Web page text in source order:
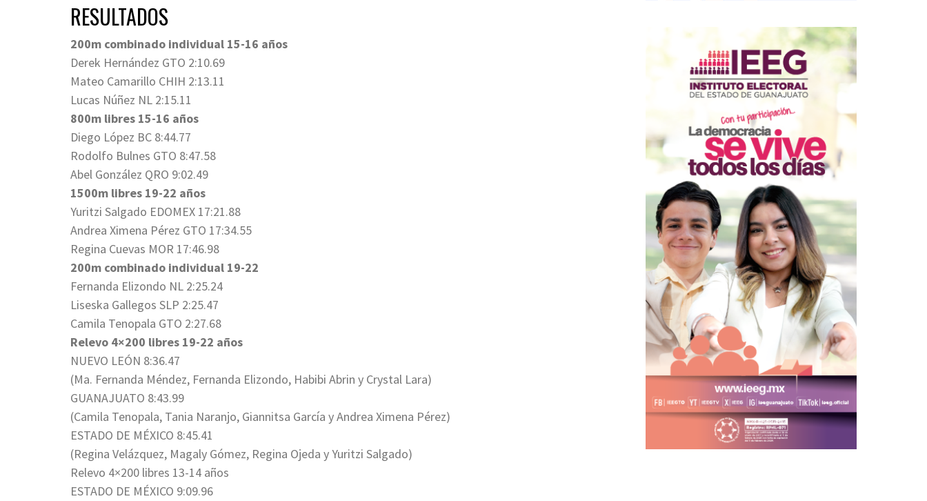
RESULTADOS
200m combinado individual 15-16 años
Derek Hernández GTO 2:10.69
Mateo Camarillo CHIH 2:13.11
Lucas Núñez NL 2:15.11
800m libres 15-16 años
Diego López BC 8:44.77
Rodolfo Bulnes GTO 8:47.58
Abel González QRO 9:02.49
1500m libres 19-22 años
Yuritzi Salgado EDOMEX 17:21.88
Andrea Ximena Pérez GTO 17:34.55
Regina Cuevas MOR 17:46.98
200m combinado individual 19-22
Fernanda Elizondo NL 2:25.24
Liseska Gallegos SLP 2:25.47
Camila Tenopala GTO 2:27.68
Relevo 4×200 libres 19-22 años
NUEVO LEÓN 8:36.47
(Ma. Fernanda Méndez, Fernanda Elizondo, Habibi Abrin y Crystal Lara)
GUANAJUATO 8:43.99
(Camila Tenopala, Tania Naranjo, Giannitsa García y Andrea Ximena Pérez)
ESTADO DE MÉXICO 8:45.41
(Regina Velázquez, Magaly Gómez, Regina Ojeda y Yuritzi Salgado)
Relevo 4×200 libres 13-14 años
ESTADO DE MÉXICO 9:09.96